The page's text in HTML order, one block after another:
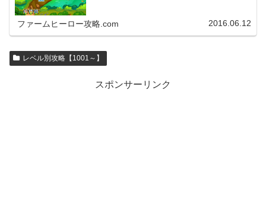
ファームヒーロー攻略.com 2016.06.12
レベル別攻略【1001～】
スポンサーリンク